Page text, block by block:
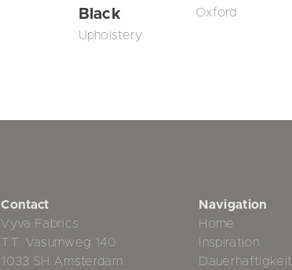
Black
Upholstery
Oxford
Contact
Vyva Fabrics
TT. Vasumweg 140
1033 SH Amsterdam
Navigation
Home
Inspiration
Dauerhaftigkeit